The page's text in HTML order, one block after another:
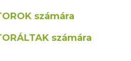
számára
számára